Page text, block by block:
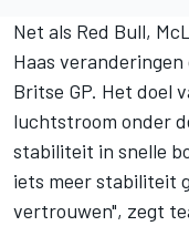
Net als Red Bull,
Haas
Britse GP. Het doel
luchtstroom onder
stabiliteit in snelle
iets meer stabiliteit
vertrouwen", zegt